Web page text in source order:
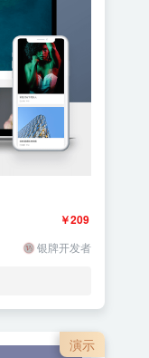
￥209
银牌开发者
演示